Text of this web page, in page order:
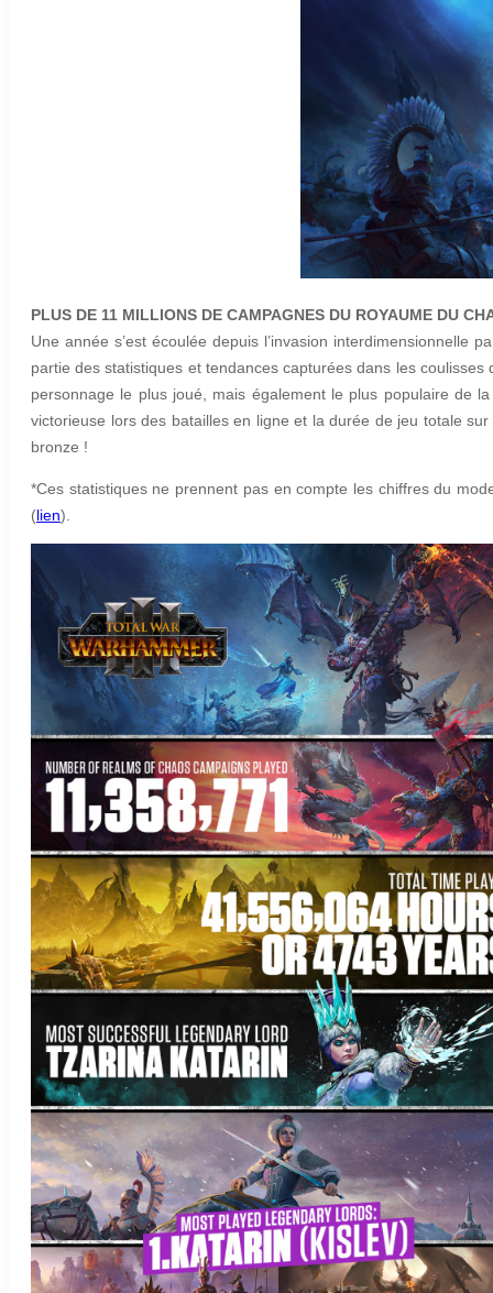
PLUS DE 11 MILLIONS DE CAMPAGNES DU ROYAUME DU
Une année s’est écoulée depuis l’invasion interdimensionnelle
partie des statistiques et tendances capturées dans les
personnage le plus joué, mais également le plus populaire de
victorieuse lors des batailles en ligne et la durée de jeu totale
bronze !
*Ces statistiques ne prennent pas en compte les chiffres du
(lien).